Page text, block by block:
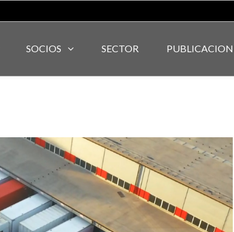
SOCIOS SECTOR